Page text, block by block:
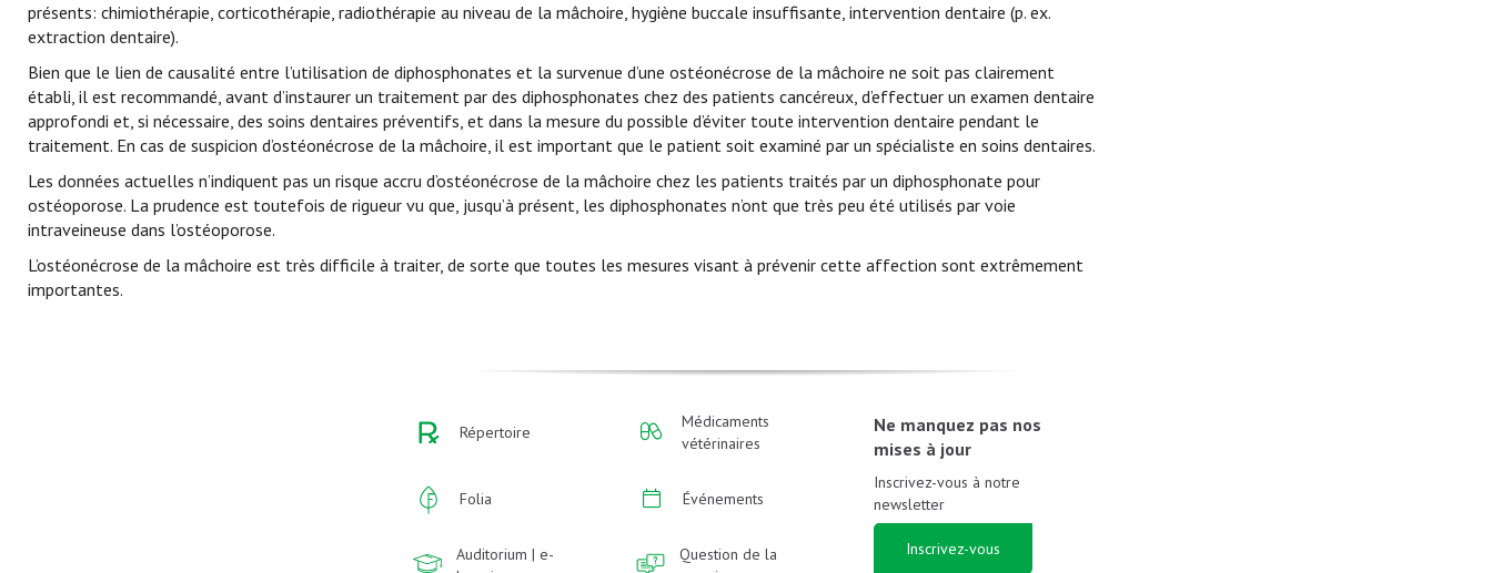
présents: chimiothérapie, corticothérapie, radiothérapie au niveau de la mâchoire, hygiène buccale insuffisante, intervention dentaire (p. ex.
extraction dentaire).
Bien que le lien de causalité entre l’utilisation de diphosphonates et la survenue d’une ostéonécrose de la mâchoire ne soit pas clairement
établi, il est recommandé, avant d’instaurer un traitement par des diphosphonates chez des patients cancéreux, d’effectuer un examen dentaire
approfondi et, si nécessaire, des soins dentaires préventifs, et dans la mesure du possible d’éviter toute intervention dentaire pendant le
traitement. En cas de suspicion d’ostéonécrose de la mâchoire, il est important que le patient soit examiné par un spécialiste en soins dentaires.
Les données actuelles n’indiquent pas un risque accru d’ostéonécrose de la mâchoire chez les patients traités par un diphosphonate pour
ostéoporose. La prudence est toutefois de rigueur vu que, jusqu’à présent, les diphosphonates n’ont que très peu été utilisés par voie
intraveineuse dans l’ostéoporose.
L’ostéonécrose de la mâchoire est très difficile à traiter, de sorte que toutes les mesures visant à prévenir cette affection sont extrêmement
importantes.
Répertoire
Folia
Auditorium | e-
Médicaments
vétérinaires
Événements
Question de la
Ne manquez pas nos
mises à jour
Inscrivez-vous à notre
newsletter
Inscrivez-vous